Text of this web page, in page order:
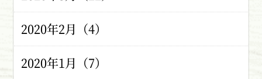
2020年2月（4）
2020年1月（7）